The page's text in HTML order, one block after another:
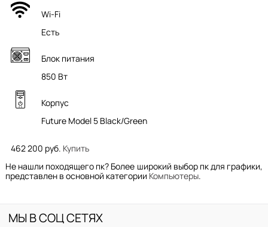
Wi-Fi
Есть
Блок питания
850 Вт
Корпус
Future Model 5 Black/Green
462 200 руб. Купить
Не нашли походящего пк? Более широкий выбор пк для графики,
представлен в основной категории Компьютеры.
МЫ В СОЦ СЕТЯХ